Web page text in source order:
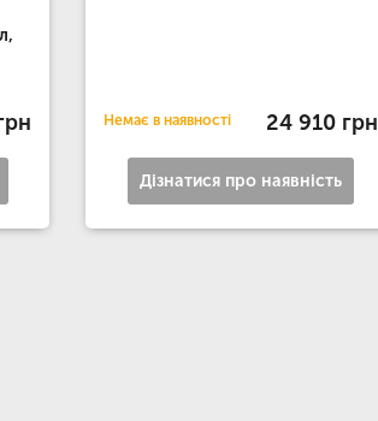
Немає в наявності 24 910 грн
Дізнатися про наявність